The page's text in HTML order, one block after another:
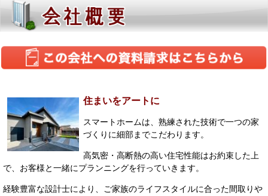
住まいをアートに
スマートホームは、熟練された技術で一つの家
づくりに細部までこだわります。
高気密・高断熱の高い住宅性能はお約束した上
で、お客様と一緒にプランニングを行っていきます。
経験豊富な設計士により、ご家族のライフスタイルに合った間取りや